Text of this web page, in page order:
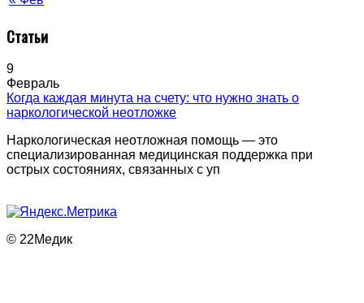
Статьи
9
Февраль
Когда каждая минута на счету: что нужно знать о
наркологической неотложке
Наркологическая неотложная помощь — это
специализированная медицинская поддержка при
острых состояниях, связанных с уп
© 22Медик